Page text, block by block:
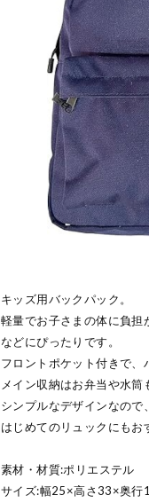
キッズ用バックパック。
軽量でお子さまの体に負担
などにぴったりです。
フロントポケット付きで、
メイン収納はお弁当や水
シンプルなデザインなので
はじめてのリュックにもお
素材・材質:ポリエステル
サイズ:幅25×高さ33×奥行